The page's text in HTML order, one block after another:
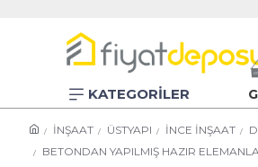
KATEGORİLER
İNŞAAT ÜSTYAPI İNCE İNŞAAT
BETONDAN YAPILMIŞ HAZIR